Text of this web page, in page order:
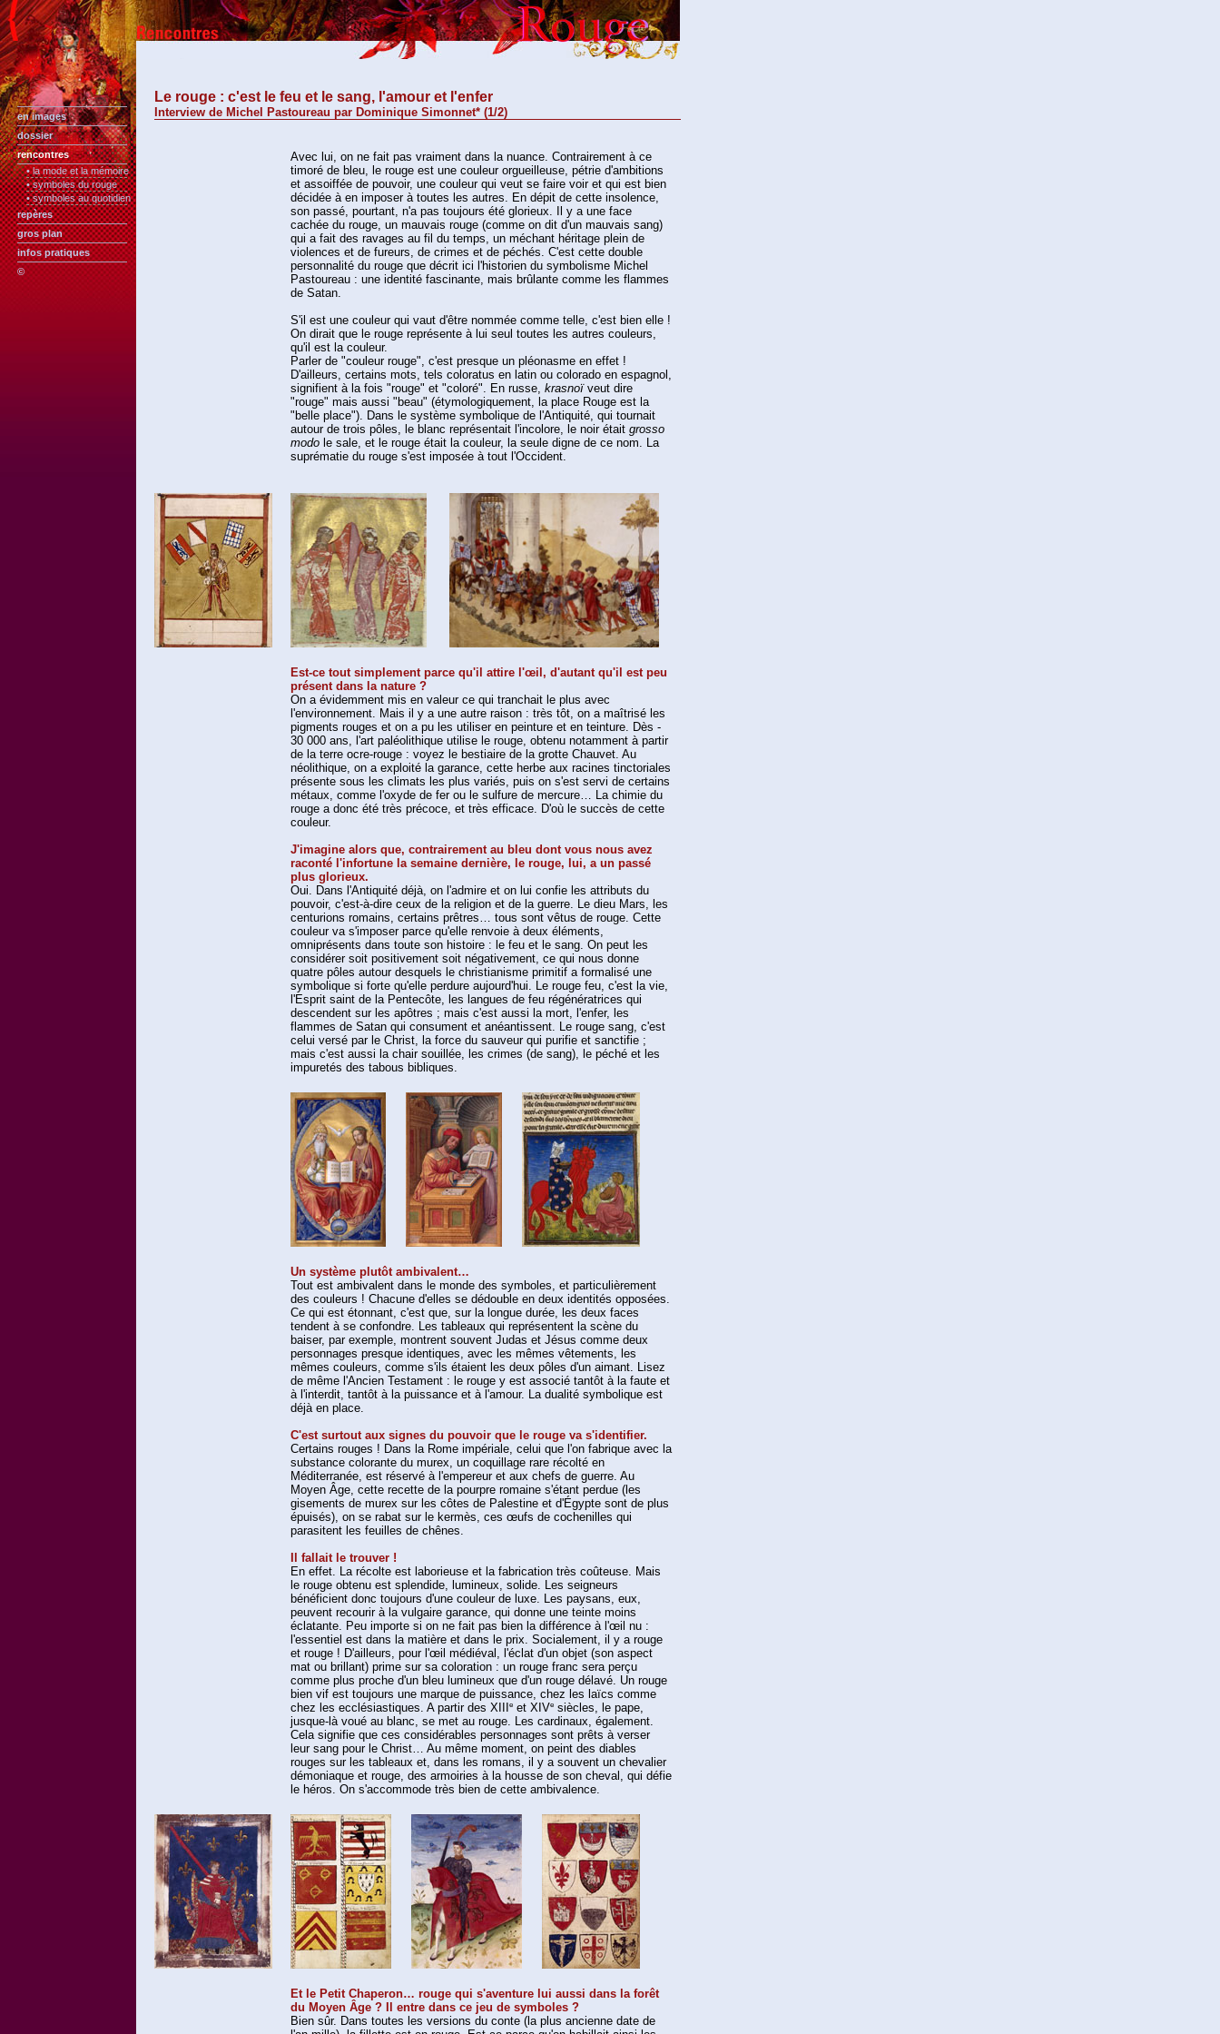
Le rouge : c'est le feu et le sang, l'amour et l'enfer
Interview de Michel Pastoureau par Dominique Simonnet* (1/2)
Avec lui, on ne fait pas vraiment dans la nuance. Contrairement à ce
timoré de bleu, le rouge est une couleur orgueilleuse, pétrie d'ambitions
et assoiffée de pouvoir, une couleur qui veut se faire voir et qui est bien
décidée à en imposer à toutes les autres. En dépit de cette insolence,
son passé, pourtant, n'a pas toujours été glorieux. Il y a une face
cachée du rouge, un mauvais rouge (comme on dit d'un mauvais sang)
qui a fait des ravages au fil du temps, un méchant héritage plein de
violences et de fureurs, de crimes et de péchés. C'est cette double
personnalité du rouge que décrit ici l'historien du symbolisme Michel
Pastoureau : une identité fascinante, mais brûlante comme les flammes
de Satan.
S'il est une couleur qui vaut d'être nommée comme telle, c'est bien elle !
On dirait que le rouge représente à lui seul toutes les autres couleurs,
qu'il est la couleur.
Parler de "couleur rouge", c'est presque un pléonasme en effet !
D'ailleurs, certains mots, tels coloratus en latin ou colorado en espagnol,
signifient à la fois "rouge" et "coloré". En russe, krasnoïveut dire
"rouge" mais aussi "beau" (étymologiquement, la place Rouge est la
"belle place"). Dans le système symbolique de l'Antiquité, qui tournait
autour de trois pôles, le blanc représentait l'incolore, le noir était grosso
modo le sale, et le rouge était la couleur, la seule digne de ce nom. La
suprématie du rouge s'est imposée à tout l'Occident.
Est-ce tout simplement parce qu'il attire l'œil, d'autant qu'il est peu
présent dans la nature ?
On a évidemment mis en valeur ce qui tranchait le plus avec
l'environnement. Mais il y a une autre raison : très tôt, on a maîtrisé les
pigments rouges et on a pu les utiliser en peinture et en teinture. Dès -
30 000 ans, l'art paléolithique utilise le rouge, obtenu notamment à partir
de la terre ocre-rouge : voyez le bestiaire de la grotte Chauvet. Au
néolithique, on a exploité la garance, cette herbe aux racines tinctoriales
présente sous les climats les plus variés, puis on s'est servi de certains
métaux, comme l'oxyde de fer ou le sulfure de mercure… La chimie du
rouge a donc été très précoce, et très efficace. D'où le succès de cette
couleur.
J'imagine alors que, contrairement au bleu dont vous nous avez
raconté l'infortune la semaine dernière, le rouge, lui, a un passé
plus glorieux.
Oui. Dans l'Antiquité déjà, on l'admire et on lui confie les attributs du
pouvoir, c'est-à-dire ceux de la religion et de la guerre. Le dieu Mars, les
centurions romains, certains prêtres… tous sont vêtus de rouge. Cette
couleur va s'imposer parce qu'elle renvoie à deux éléments,
omniprésents dans toute son histoire : le feu et le sang. On peut les
considérer soit positivement soit négativement, ce qui nous donne
quatre pôles autour desquels le christianisme primitif a formalisé une
symbolique si forte qu'elle perdure aujourd'hui. Le rouge feu, c'est la vie,
l'Esprit saint de la Pentecôte, les langues de feu régénératrices qui
descendent sur les apôtres ; mais c'est aussi la mort, l'enfer, les
flammes de Satan qui consument et anéantissent. Le rouge sang, c'est
celui versé par le Christ, la force du sauveur qui purifie et sanctifie ;
mais c'est aussi la chair souillée, les crimes (de sang), le péché et les
impuretés des tabous bibliques.
Un système plutôt ambivalent…
Tout est ambivalent dans le monde des symboles, et particulièrement
des couleurs ! Chacune d'elles se dédouble en deux identités opposées.
Ce qui est étonnant, c'est que, sur la longue durée, les deux faces
tendent à se confondre. Les tableaux qui représentent la scène du
baiser, par exemple, montrent souvent Judas et Jésus comme deux
personnages presque identiques, avec les mêmes vêtements, les
mêmes couleurs, comme s'ils étaient les deux pôles d'un aimant. Lisez
de même l'Ancien Testament : le rouge y est associé tantôt à la faute et
à l'interdit, tantôt à la puissance et à l'amour. La dualité symbolique est
déjà en place.
C'est surtout aux signes du pouvoir que le rouge va s'identifier.
Certains rouges ! Dans la Rome impériale, celui que l'on fabrique avec la
substance colorante du murex, un coquillage rare récolté en
Méditerranée, est réservé à l'empereur et aux chefs de guerre. Au
Moyen Âge, cette recette de la pourpre romaine s'étant perdue (les
gisements de murex sur les côtes de Palestine et d'Égypte sont de plus
épuisés), on se rabat sur le kermès, ces œufs de cochenilles qui
parasitent les feuilles de chênes.
Il fallait le trouver !
En effet. La récolte est laborieuse et la fabrication très coûteuse. Mais
le rouge obtenu est splendide, lumineux, solide. Les seigneurs
bénéficient donc toujours d'une couleur de luxe. Les paysans, eux,
peuvent recourir à la vulgaire garance, qui donne une teinte moins
éclatante. Peu importe si on ne fait pas bien la différence à l'œil nu :
l'essentiel est dans la matière et dans le prix. Socialement, il y a rouge
et rouge ! D'ailleurs, pour l'œil médiéval, l'éclat d'un objet (son aspect
mat ou brillant) prime sur sa coloration : un rouge franc sera perçu
comme plus proche d'un bleu lumineux que d'un rouge délavé. Un rouge
bien vif est toujours une marque de puissance, chez les laïcs comme
chez les ecclésiastiques. A partir des XIII
e et XIVe siècles, le pape,
jusque-là voué au blanc, se met au rouge. Les cardinaux, également.
Cela signifie que ces considérables personnages sont prêts à verser
leur sang pour le Christ… Au même moment, on peint des diables
rouges sur les tableaux et, dans les romans, il y a souvent un chevalier
démoniaque et rouge, des armoiries à la housse de son cheval, qui défie
le héros. On s'accommode très bien de cette ambivalence.
Et le Petit Chaperon… rouge qui s'aventure lui aussi dans la forêt
du Moyen Âge ? Il entre dans ce jeu de symboles ?
Bien sûr. Dans toutes les versions du conte (la plus ancienne date de
en images
dossier
rencontres
• la mode et la mémoire
• symboles du rouge
• symboles au quotidien
repères
gros plan
infos pratiques
©